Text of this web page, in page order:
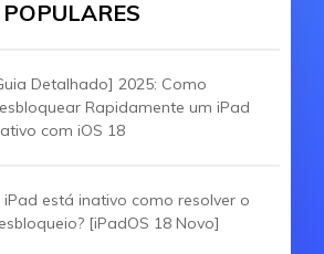
Detalhado] 2025: Como
Rapidamente um iPad
com iOS 18
iPad está inativo como resolver o
[iPadOS 18 Novo]